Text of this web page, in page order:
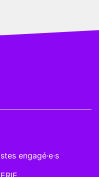
engagé·e·s